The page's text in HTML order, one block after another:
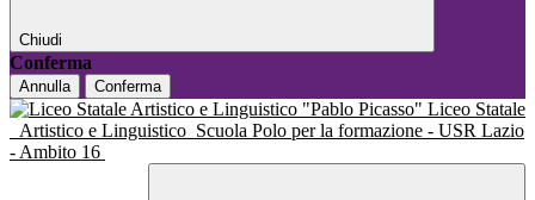
Chiudi
Conferma
Annulla Conferma
Liceo Statale
Artistico e Linguistico Scuola Polo per la formazione - USR Lazio
- Ambito 16